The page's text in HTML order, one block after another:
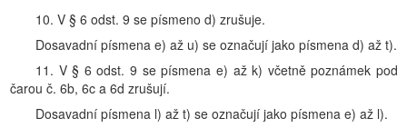
10. V § 6 odst. 9 se písmeno d) zrušuje.
Dosavadní písmena e) až u) se označují jako písmena d) až t).
11. V § 6 odst. 9 se písmena e) až k) včetně poznámek pod
čarou č. 6b, 6c a 6d zrušují.
Dosavadní písmena l) až t) se označují jako písmena e) až l).